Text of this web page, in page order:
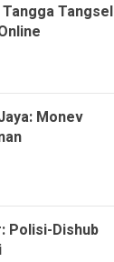
Tangsel
Monev
Polisi-Dishub